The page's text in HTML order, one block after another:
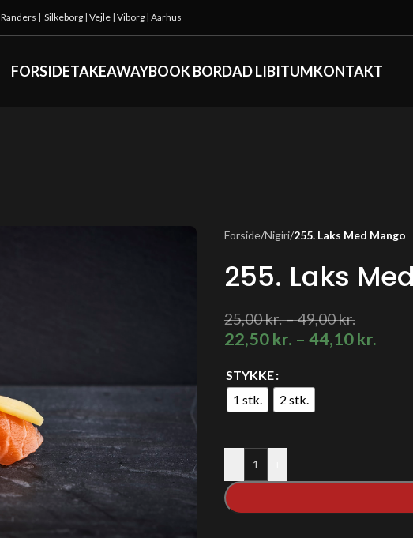
Randers | Silkeborg | Vejle | Viborg | Aarhus
FORSIDETAKEAWAYBOOK BORDAD LIBITUMKONTAKT
Forside/Nigiri/255. Laks Med Mango
255. Laks
25,00kr.–49,00kr.
22,50kr. – 44,10kr.
STYKKE
1 stk.
2 stk.